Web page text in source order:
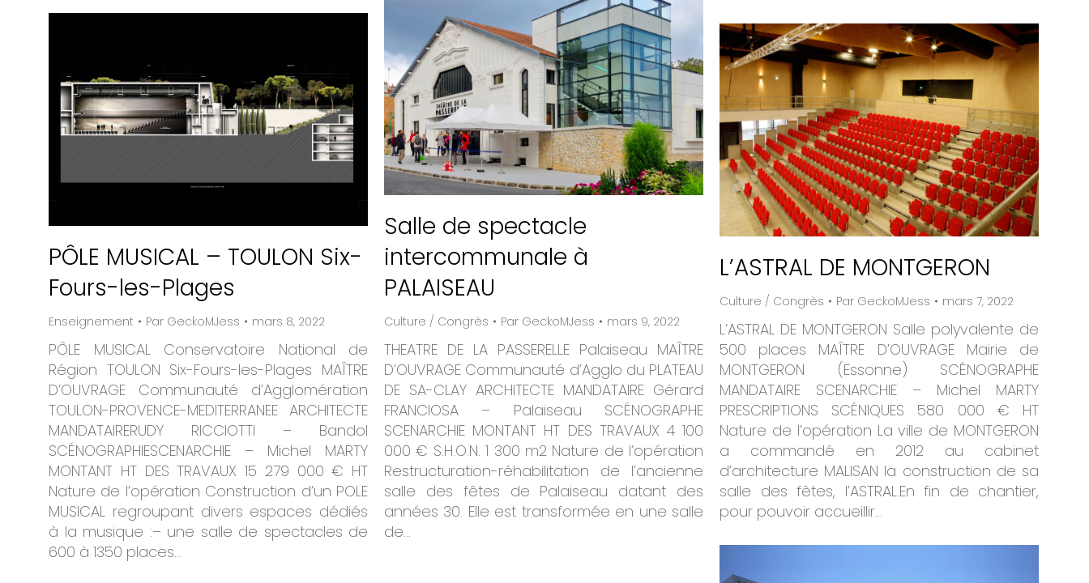
Salle de spectacle
intercommunale à
PALAISEAU
Culture / Congrès Par GeckoMJess mars 9, 2022
THEATRE DE LA PASSERELLE Palaiseau MAÎTRE
D’OUVRAGE Communauté d’Agglo du PLATEAU
DE SA-CLAY ARCHITECTE MANDATAIRE Gérard
FRANCIOSA – Palaiseau SCÉNOGRAPHE
SCENARCHIE MONTANT HT DES TRAVAUX 4 100
000 € S.H.O.N. 1 300 m2 Nature de l’opération
Restructuration-réhabilitation de l’ancienne
salle des fêtes de Palaiseau datant des
années 30. Elle est transformée en une salle
de…
PÔLE MUSICAL – TOULON Six-
Fours-les-Plages
Enseignement Par GeckoMJess mars 8, 2022
PÔLE MUSICAL Conservatoire National de
Région TOULON Six-Fours-les-Plages MAÎTRE
D’OUVRAGE Communauté d’Agglomération
TOULON-PROVENCE-MEDITERRANEE ARCHITECTE
MANDATAIRERUDY RICCIOTTI – Bandol
SCÉNOGRAPHIESCENARCHIE – Michel MARTY
MONTANT HT DES TRAVAUX 15 279 000 € HT
Nature de l’opération Construction d’un POLE
MUSICAL regroupant divers espaces dédiés
à la musique :– une salle de spectacles de
600 à 1350 places…
L’ASTRAL DE MONTGERON
Culture / Congrès Par GeckoMJess mars 7, 2022
L’ASTRAL DE MONTGERON Salle polyvalente de
500 places MAÎTRE D’OUVRAGE Mairie de
MONTGERON (Essonne) SCÉNOGRAPHE
MANDATAIRE SCENARCHIE – Michel MARTY
PRESCRIPTIONS SCÉNIQUES 580 000 € HT
Nature de l’opération La ville de MONTGERON
a commandé en 2012 au cabinet
d’architecture MALISAN la construction de sa
salle des fêtes, l’ASTRAL.En fin de chantier,
pour pouvoir accueillir…